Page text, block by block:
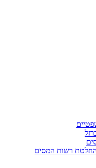
רשות המסים